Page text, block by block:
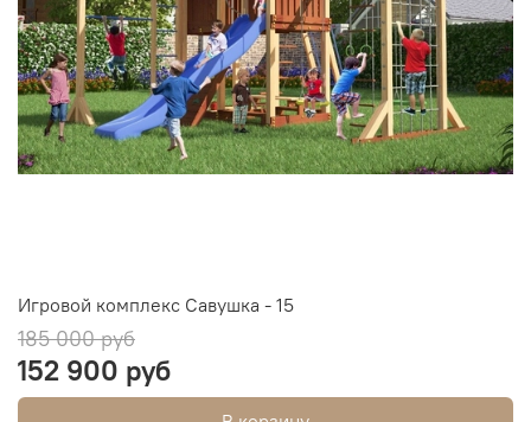
Игровой комплекс Савушка - 15
185 000 руб
152 900 руб